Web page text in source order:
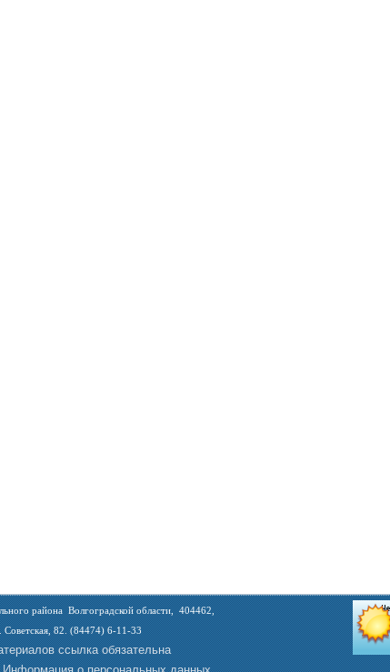
района Волгоградской области, 404462,
Советская, 82. (84474) 6-11-33
ссылка обязательна